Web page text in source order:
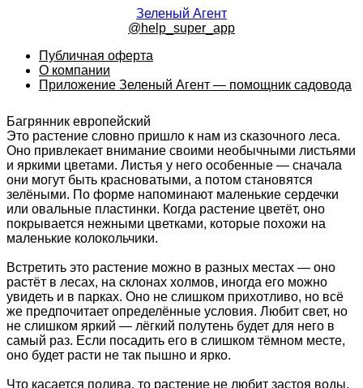
Зеленый Агент
@help_super_app
Публичная оферта
О компании
Приложение Зеленый Агент — помощник садовода
Багрянник европейский
Это растение словно пришло к нам из сказочного леса.
Оно привлекает внимание своими необычными листьями
и яркими цветами. Листья у него особенные — сначала
они могут быть красноватыми, а потом становятся
зелёными. По форме напоминают маленькие сердечки
или овальные пластинки. Когда растение цветёт, оно
покрывается нежными цветками, которые похожи на
маленькие колокольчики.
Встретить это растение можно в разных местах — оно
растёт в лесах, на склонах холмов, иногда его можно
увидеть и в парках. Оно не слишком прихотливо, но всё
же предпочитает определённые условия. Любит свет, но
не слишком яркий — лёгкий полутень будет для него в
самый раз. Если посадить его в слишком тёмном месте,
оно будет расти не так пышно и ярко.
Что касается полива, то растение не любит застоя воды,